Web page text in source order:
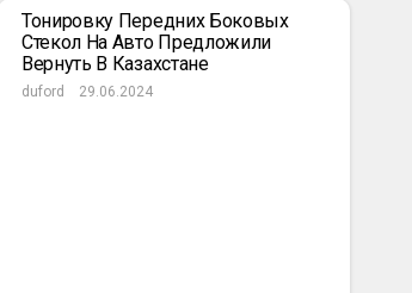
Тонировку Передних Боковых
Стекол На Авто Предложили
Вернуть В Казахстане
duford 29.06.2024